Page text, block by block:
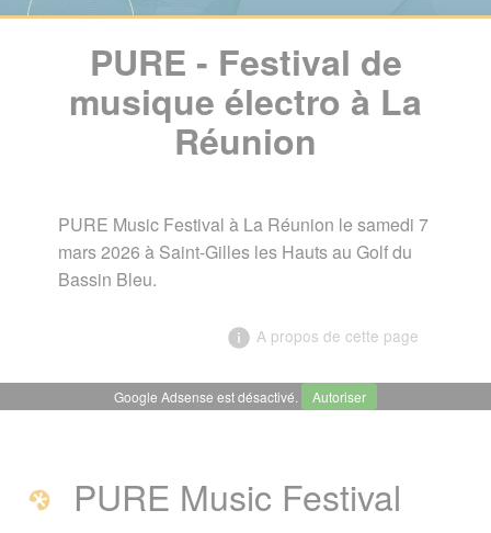
PURE - Festival de
musique électro à La
Réunion
PURE Music Festival à La Réunion le samedi 7
mars 2026 à Saint-Gilles les Hauts au Golf du
Bassin Bleu.
A propos de cette page
Google Adsense est désactivé. Autoriser
PURE Music Festival